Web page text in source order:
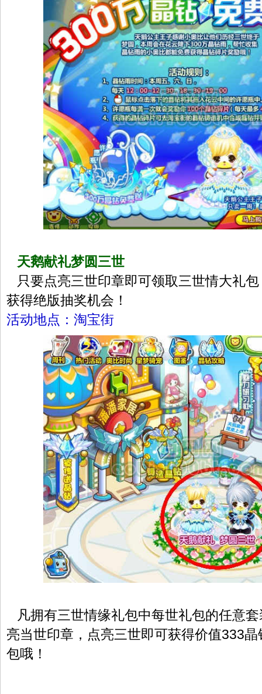
天鹅献礼梦圆三世
只要点亮三世印章即可领取三世情大礼
获得绝版抽奖机会！
活动地点：淘宝街
凡拥有三世情缘礼包中每世礼包的任意
亮当世印章，点亮三世即可获得价值333
包哦！